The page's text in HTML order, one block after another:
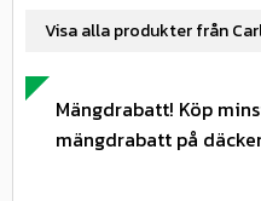
Mängdrabatt! Köp
mängdrabatt på
Visa alla produkter från